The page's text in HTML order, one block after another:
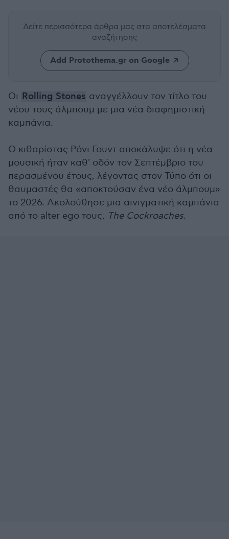
Δείτε περισσότερα άρθρα μας στα αποτελέσματα
αναζήτησης
Add Protothema.gr on Google
Οι Rolling Stones αναγγέλλουν τον τίτλο του
νέου τους άλμπουμ με μια νέα διαφημιστική
καμπάνια.
Ο κιθαρίστας Ρόνι Γουντ αποκάλυψε ότι η νέα
μουσική ήταν καθ' οδόν τον Σεπτέμβριο του
περασμένου έτους, λέγοντας στον Τύπο ότι οι
θαυμαστές θα «αποκτούσαν ένα νέο άλμπουμ»
το 2026. Ακολούθησε μια αινιγματική καμπάνια
από το alter ego τους, The Cockroaches.